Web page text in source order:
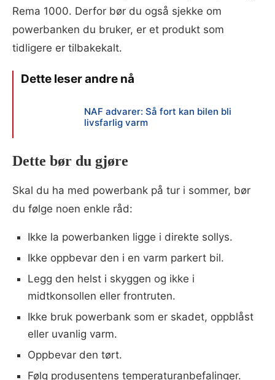
Rema 1000. Derfor bør du også sjekke om
powerbanken du bruker, er et produkt som
tidligere er tilbakekalt.
NAF advarer: Så fort kan bilen bli
livsfarlig varm
Dette bør du gjøre
Skal du ha med powerbank på tur i sommer, bør
du følge noen enkle råd:
Ikke la powerbanken ligge i direkte sollys.
Ikke oppbevar den i en varm parkert bil.
Legg den helst i skyggen og ikke i
midtkonsollen eller frontruten.
Ikke bruk powerbank som er skadet, oppblåst
eller uvanlig varm.
Oppbevar den tørt.
Følg produsentens temperaturanbefalinger.